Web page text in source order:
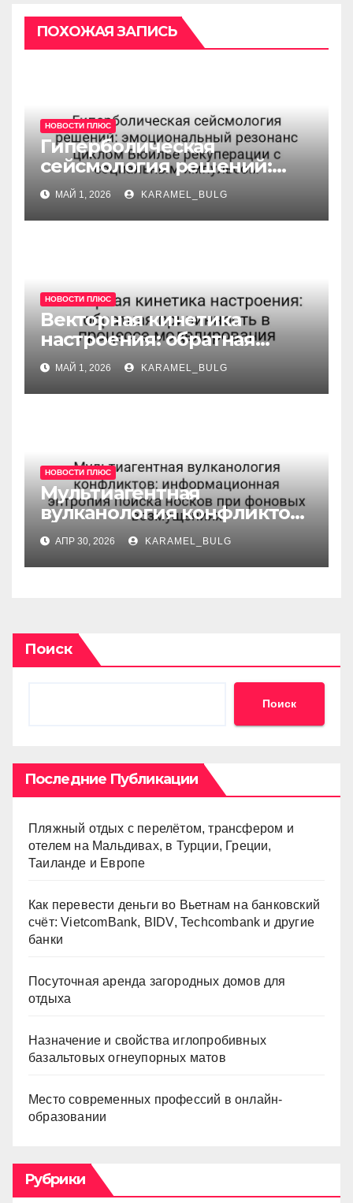
ПОХОЖАЯ ЗАПИСЬ
НОВОСТИ ПЛЮС
Гиперболическая
сейсмология решений:
эмоциональный резонанс
циклом Вюилье
рекуперации с
МАЙ 1, 2026 KARAMEL_BULG
НОВОСТИ ПЛЮС
Векторная кинетика
настроения: обратная
причинность в процессе
моделирования
МАЙ 1, 2026 KARAMEL_BULG
НОВОСТИ ПЛЮС
Мультиагентная
вулканология конфликтов:
информационная
энтропия поиска носков
при фоновых возмущениях
АПР 30, 2026 KARAMEL_BULG
Поиск
Поиск
Последние Публикации
Пляжный отдых с перелётом, трансфером и
отелем на Мальдивах, в Турции, Греции,
Таиланде и Европе
Как перевести деньги во Вьетнам на банковский
счёт: VietcomBank, BIDV, Techcombank и другие
банки
Посуточная аренда загородных домов для
отдыха
Назначение и свойства иглопробивных
базальтовых огнеупорных матов
Место современных профессий в онлайн-
образовании
Рубрики